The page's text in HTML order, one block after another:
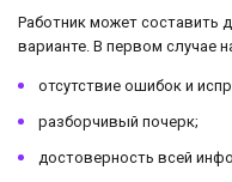
Работник может составить
варианте. В первом случае
отсутствие ошибок и
разборчивый почерк;
достоверность всей